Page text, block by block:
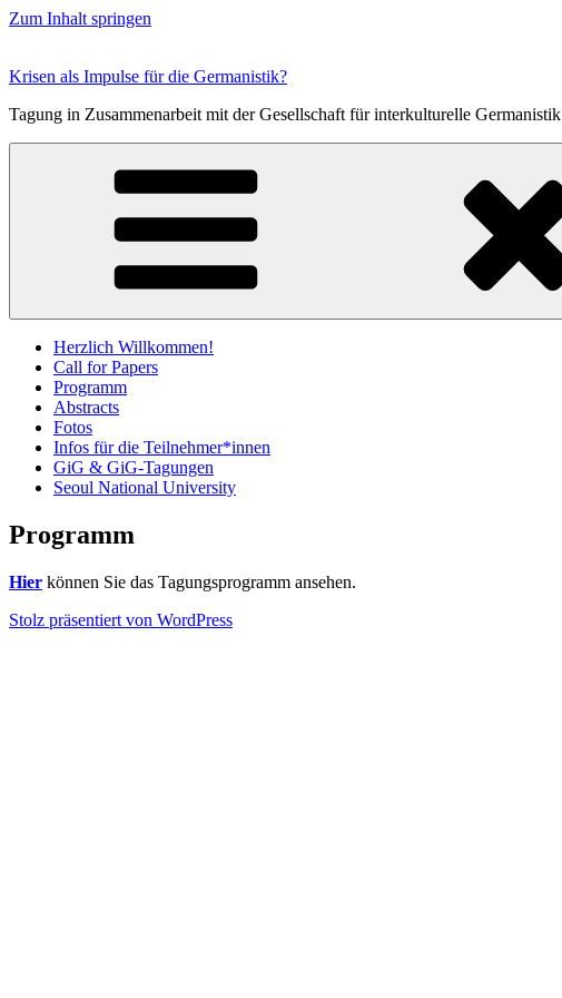
Zum Inhalt springen
Krisen als Impulse für die Germanistik?
Tagung in Zusammenarbeit mit der Gesellschaft für interkulturelle Germanistik
Herzlich Willkommen!
Call for Papers
Programm
Abstracts
Fotos
Infos für die Teilnehmer*innen
GiG & GiG-Tagungen
Seoul National University
Programm
Hier können Sie das Tagungsprogramm ansehen.
Stolz präsentiert von WordPress